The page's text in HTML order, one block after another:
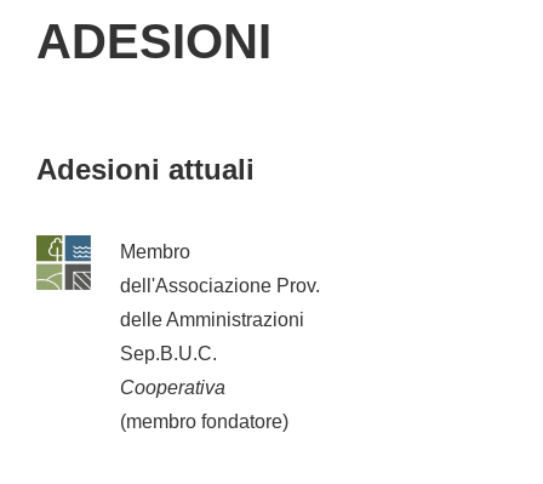
ADESIONI
Adesioni attuali
Membro
dell'Associazione Prov.
delle Amministrazioni
Sep.B.U.C.
Cooperativa
(membro fondatore)